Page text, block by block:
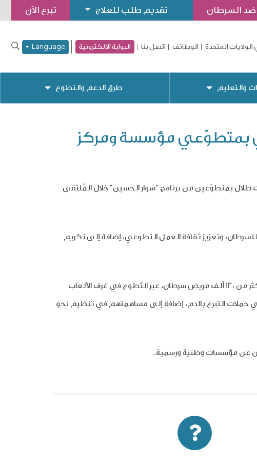
تبرع الآن تقديم طلب للعلاج ضد السرطان
المتحدة الوظائف اتصل بنا البوابة الالكترونية Language
والتعليم طرق الدعم والتطوع
بمتطوّعي مؤسسة ومركز
طلال بمتطوّعين من برنامج "سوار الحسين" خلال المُلتقى
وتعزيز ثقافة العمل التطوعي، إضافة إلى تكريم
وخلال عام 2025، قدّم المتطوّعون في "سوار الحسين" أكثر من 60 ألف ساعة تطوعية، أسهموا من خلالها في مساندة أكثر من 120 ألف مريض سرطان، عبر التّطوع في غرف الألعاب
حملات التبرع بالدم، إضافة إلى مساهمتهم في تنظيم نحو
عن مؤسسات وطنية ورسمية.